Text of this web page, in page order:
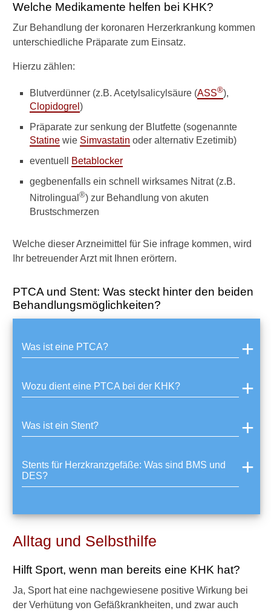
Welche Medikamente helfen bei KHK?
Zur Behandlung der koronaren Herzerkrankung kommen
unterschiedliche Präparate zum Einsatz.
Hierzu zählen:
Blutverdünner (z.B. Acetylsalicylsäure (ASS®),
Clopidogrel )
Präparate zur senkung der Blutfette (sogenannte
Statine wie Simvastatin oder alternativ Ezetimib)
eventuell
Betablocker
gegbenenfalls ein schnell wirksames Nitrat (z.B.
Nitrolingual ®) zur Behandlung von akuten
Brustschmerzen
Welche dieser Arzneimittel für Sie infrage kommen, wird
Ihr betreuender Arzt mit Ihnen erörtern.
PTCA und Stent: Was steckt hinter den beiden
Behandlungsmöglichkeiten?
Was ist eine PTCA?
Wozu dient eine PTCA bei der KHK?
Was ist ein Stent?
Stents für Herzkranzgefäße: Was sind BMS und
DES?
Alltag und Selbsthilfe
Hilft Sport, wenn man bereits eine KHK hat?
Ja, Sport hat eine nachgewiesene positive Wirkung bei
der Verhütung von Gefäßkrankheiten, und zwar auch
t
e
i
D
-
S
t
e
n
t
M
i
a
t
s
t
o
e
n
e
i
p
f
l
z
n
e
e
n